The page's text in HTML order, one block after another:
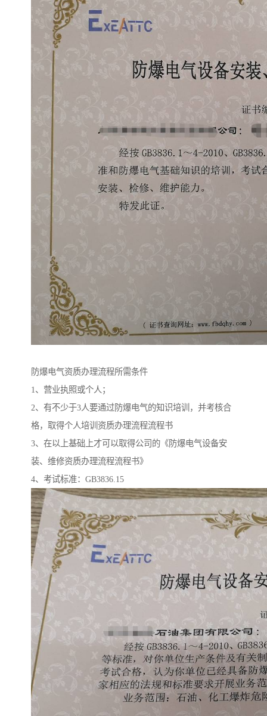
防爆电气资质办理流程所需条件
1、营业执照或个人；
2、有不少于3人要通过防爆电气的知识培训，并考核合
格，取得个人培训资质办理流程流程书
3、在以上基础上才可以取得公司的《防爆电气设备安
装、维修资质办理流程流程书》
4、考试标准：GB3836.15